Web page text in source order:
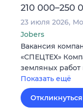
210 000–250
23 июля 2026
Jobers
Вакансия
«СПЕЦТЕХ»
земляных
Показать ещё
Откликнуться